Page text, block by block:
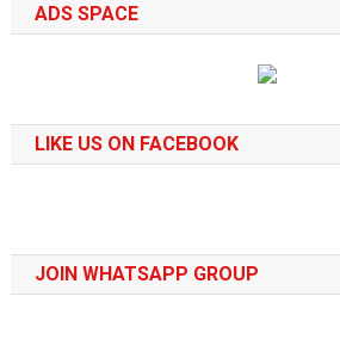
ADS SPACE
LIKE US ON FACEBOOK
JOIN WHATSAPP GROUP